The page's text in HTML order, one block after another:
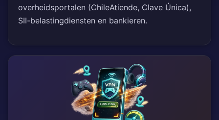
overheidsportalen (ChileAtiende, Clave Única),
SII-belastingdiensten en bankieren.